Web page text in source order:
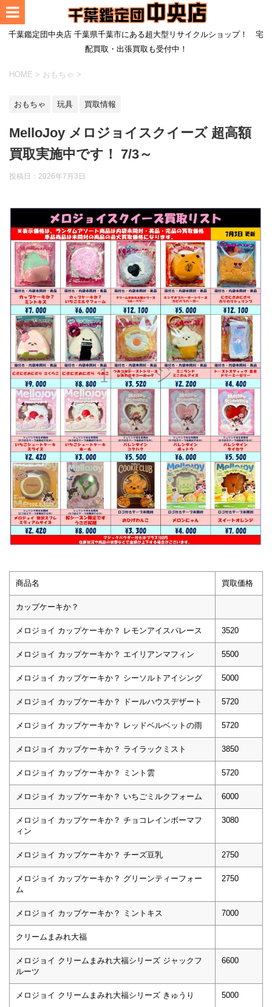
千葉鑑定団中央店 千葉県千葉市にある超大型リサイクルショップ！ 宅
配買取・出張買取も受付中！
HOME > おもちゃ >
おもちゃ 玩具 買取情報
MelloJoy メロジョイスクイーズ 超高額
買取実施中です！ 7/3～
投稿日： 2026年7月3日
商品名 買取価格
カップケーキか？
メロジョイ カップケーキか？ レモンアイスパレース 3520
メロジョイ カップケーキか？ エイリアンマフィン 5500
メロジョイ カップケーキか？ シーソルトアイシング 5000
メロジョイ カップケーキか？ ドールハウスデザート 5720
メロジョイ カップケーキか？ レッドベルベットの雨 5720
メロジョイ カップケーキか？ ライラックミスト 3850
メロジョイ カップケーキか？ ミント雲 5720
メロジョイ カップケーキか？ いちごミルクフォーム 6000
メロジョイ カップケーキか？ チョコレインボーマフ
ィン
3080
メロジョイ カップケーキか？ チーズ豆乳 2750
メロジョイ カップケーキか？ グリーンティーフォー
ム
2750
メロジョイ カップケーキか？ ミントキス 7000
クリームまみれ大福
メロジョイ クリームまみれ大福シリーズ ジャックフ
ルーツ
6600
メロジョイ クリームまみれ大福シリーズ きゅうり 5000